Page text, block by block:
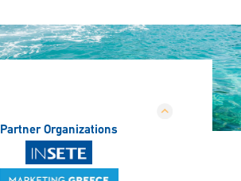
Partner Organizations